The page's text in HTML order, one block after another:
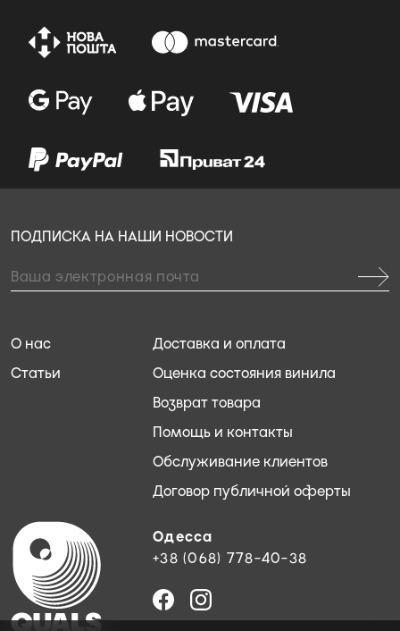
Одесса
+38 (068) 778-40-38
Доставка и оплата
Оценка состояния винила
Возврат товара
Помощь и контакты
Обслуживание клиентов
Договор публичной оферты
О нас
Статьи
ПОДПИСКА НА НАШИ НОВОСТИ